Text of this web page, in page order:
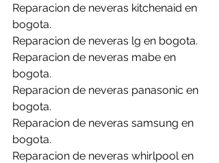
Reparacion de neveras kitchenaid en
bogota.
Reparacion de neveras lg en bogota.
Reparacion de neveras mabe en
bogota.
Reparacion de neveras panasonic en
bogota.
Reparacion de neveras samsung en
bogota.
Reparacion de neveras whirlpool en